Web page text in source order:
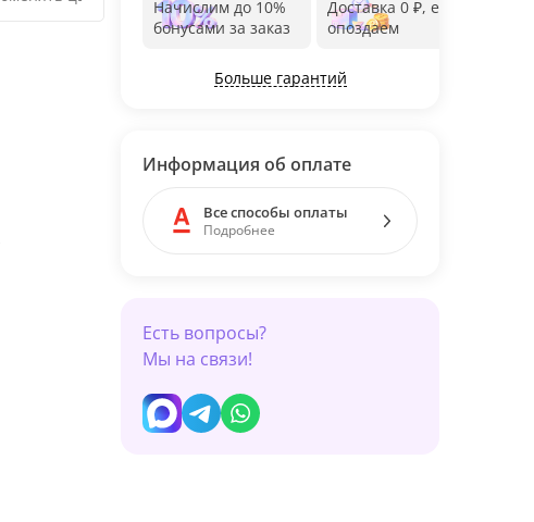
Начислим до 10%
бонусами за заказ
Доставка 0 ₽, если
опоздаем
Больше гарантий
Информация об оплате
Все способы оплаты
Подробнее
Есть вопросы?
Мы на связи!